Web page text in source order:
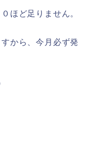
ほど足りません。
から、今月必ず発